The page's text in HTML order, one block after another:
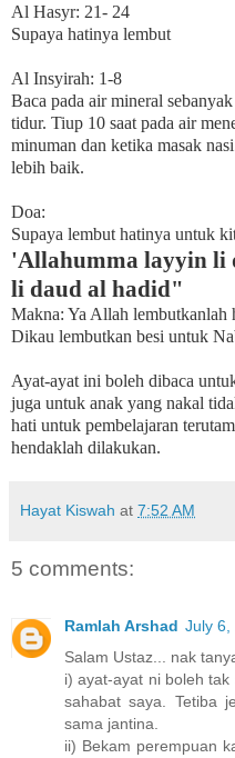
Al Hasyr: 21- 24
Supaya hatinya lembut
Al Insyirah: 1-8
Baca pada air mineral
tidur. Tiup 10 saat pada air
minuman dan ketika masak
lebih baik.
Doa:
Supaya lembut hatinya untuk
'Allahumma layyin li
li daud al hadid"
Makna: Ya Allah lembutkanlah
Dikau lembutkan besi untuk
Ayat-ayat ini boleh dibaca
juga untuk anak yang nakal
hati untuk pembelajaran
hendaklah dilakukan.
Hayat Kiswah at 7:52 AM
5 comments:
Ramlah Arshad July 6,
Salam Ustaz... nak
i) ayat-ayat ni boleh
sahabat saya. Tetiba
sama jantina.
ii) Bekam perempuan